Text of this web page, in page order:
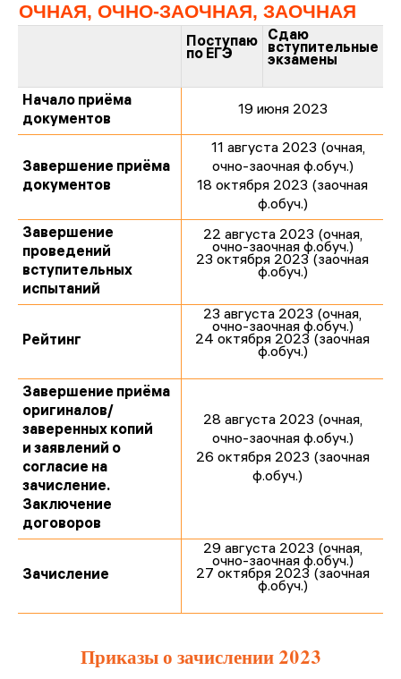
ОЧНАЯ, ОЧНО-ЗАОЧНАЯ, ЗАОЧНАЯ
Поступаю
по ЕГЭ
Сдаю
вступительные
экзамены
Начало приёма
документов
19 июня 2023
Завершение приёма
документов
11 августа 2023 (очная,
очно-заочная ф.обуч.)
18 октября 2023 (заочная
ф.обуч.)
Завершение
проведений
вступительных
испытаний
22 августа 2023 (очная,
очно-заочная ф.обуч.)
23 октября 2023 (заочная
ф.обуч.)
Рейтинг
23 августа 2023 (очная,
очно-заочная ф.обуч.)
24 октября 2023 (заочная
ф.обуч.)
Завершение приёма
оригиналов/
заверенных копий
и заявлений о
согласие на
зачисление.
Заключение
договоров
28 августа 2023 (очная,
очно-заочная ф.обуч.)
26 октября 2023 (заочная
ф.обуч.)
Зачисление
29 августа 2023 (очная,
очно-заочная ф.обуч.)
27 октября 2023 (заочная
ф.обуч.)
Приказы о зачислении 2023